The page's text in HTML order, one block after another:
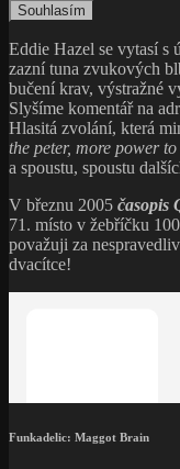
Souhlasím
Eddie Hazel se vytasí s
zazní tuna zvukových
bučení krav, výstražné
Slyšíme komentář na
Hlasitá zvolání, která
the peter, more power
a spoustu, spoustu
V březnu 2005 časopis
71. místo v žebříčku
považuji za
dvacítce!
Funkadelic: Maggot Brain